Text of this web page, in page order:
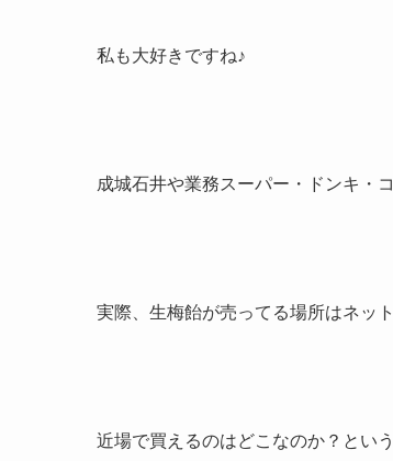
私も大好きですね♪
成城石井や業務スーパー・ドンキ・
実際、生梅飴が売ってる場所はネッ
近場で買えるのはどこなのか？とい